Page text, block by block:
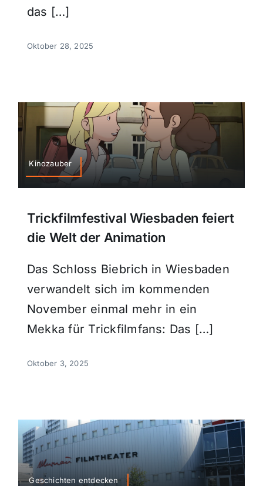
das […]
Oktober 28, 2025
Kinozauber
Trickfilmfestival Wiesbaden feiert
die Welt der Animation
Das Schloss Biebrich in Wiesbaden
verwandelt sich im kommenden
November einmal mehr in ein
Mekka für Trickfilmfans: Das […]
Oktober 3, 2025
Geschichten entdecken